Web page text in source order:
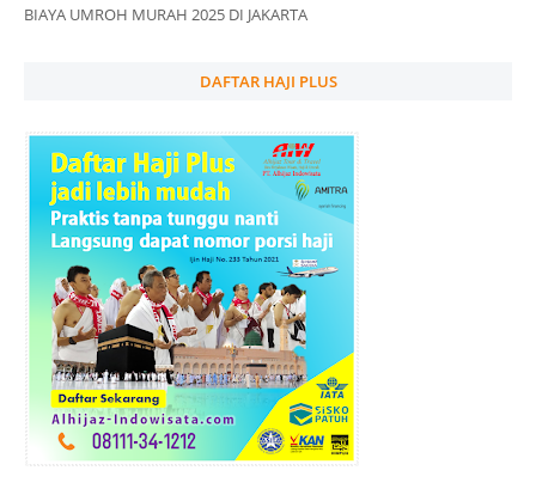
BIAYA UMROH MURAH 2025 DI JAKARTA
DAFTAR HAJI PLUS